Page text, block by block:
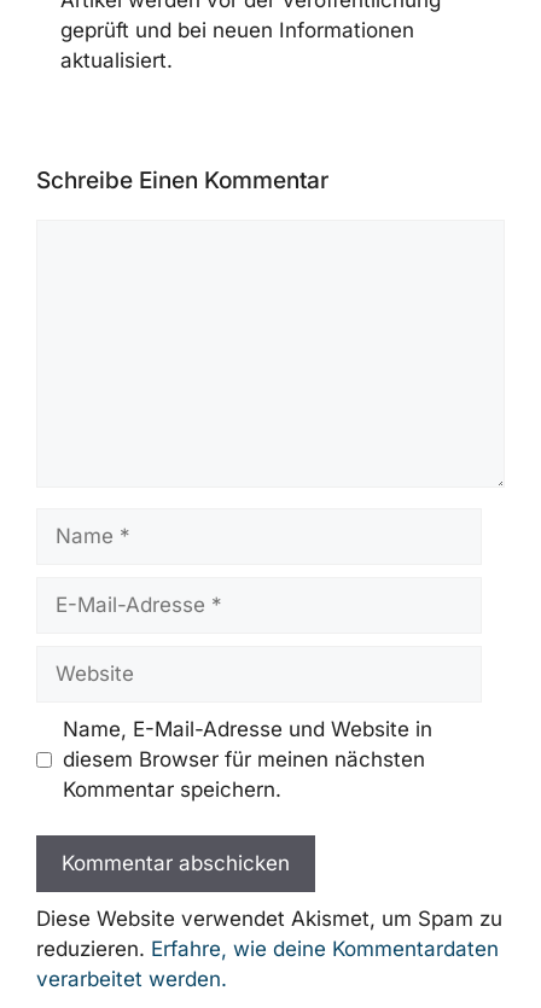
geprüft und bei neuen Informationen
aktualisiert.
Schreibe Einen Kommentar
Mail-
Name, E-Mail-Adresse und Website in
diesem Browser für meinen nächsten
Kommentar speichern.
Diese Website verwendet Akismet, um Spam zu
reduzieren. Erfahre, wie deine Kommentardaten
verarbeitet werden.